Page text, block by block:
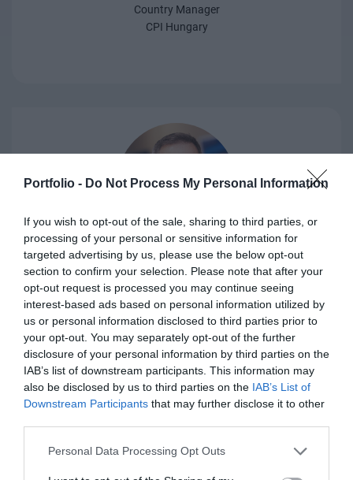
Portfolio - Do Not Process My Personal Information
If you wish to opt-out of the sale, sharing to third parties, or
processing of your personal or sensitive information for
targeted advertising by us, please use the below opt-out
section to confirm your selection. Please note that after your
opt-out request is processed you may continue seeing
interest-based ads based on personal information utilized by
us or personal information disclosed to third parties prior to
your opt-out. You may separately opt-out of the further
disclosure of your personal information by third parties on the
IAB’s list of downstream participants. This information may
also be disclosed by us to third parties on the IAB’s List of
Downstream Participants that may further disclose it to other
Personal Data Processing Opt Outs
Country Manager
CPI Hungary
MIKLÓS GYERTYÁNFY MRICS
működési vezérigazgató-helyettes
Rollet